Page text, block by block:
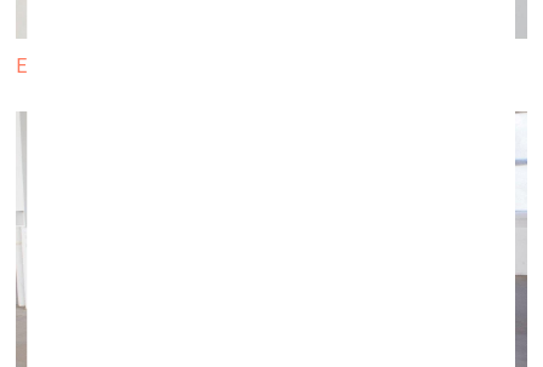
Elita Kļaviņa